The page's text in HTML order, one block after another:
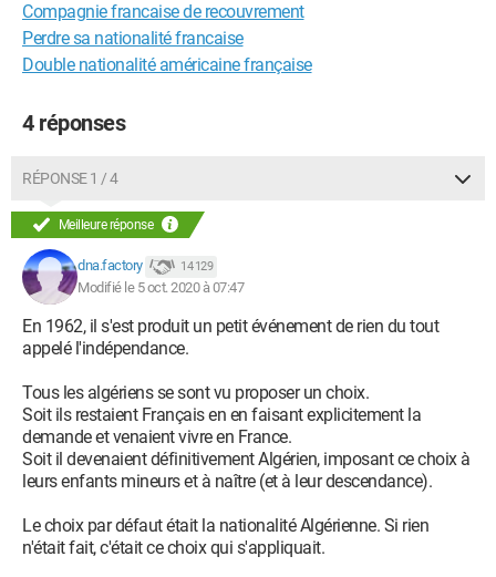
Compagnie francaise de recouvrement
Perdre sa nationalité francaise
Double nationalité américaine française
4 réponses
RÉPONSE 1 / 4
Meilleure réponse
dna.factory 14 129
Modifié le 5 oct. 2020 à 07:47
En 1962, il s'est produit un petit événement de rien du tout
appelé l'indépendance.
Tous les algériens se sont vu proposer un choix.
Soit ils restaient Français en en faisant explicitement la
demande et venaient vivre en France.
Soit il devenaient définitivement Algérien, imposant ce choix à
leurs enfants mineurs et à naître (et à leur descendance).
Le choix par défaut était la nationalité Algérienne. Si rien
n'était fait, c'était ce choix qui s'appliquait.